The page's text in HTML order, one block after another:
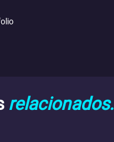
relacionados.